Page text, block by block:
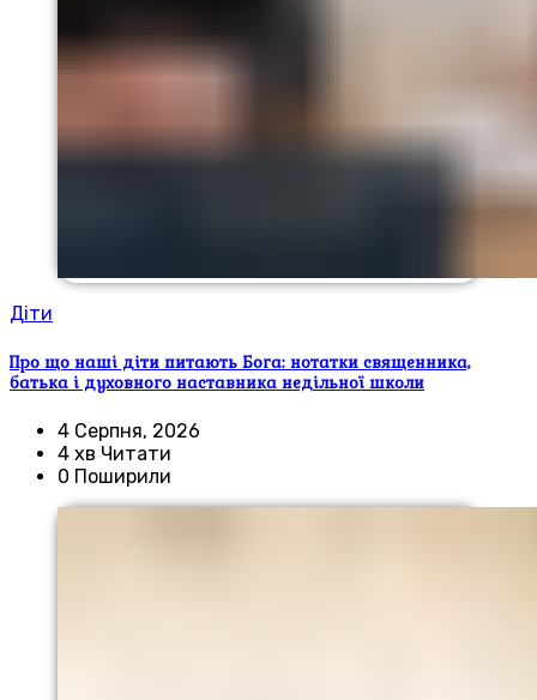
Діти
Про що наші діти питають Бога: нотатки священника,
батька і духовного наставника недільної школи
4 Серпня, 2026
4 хв Читати
0 Поширили